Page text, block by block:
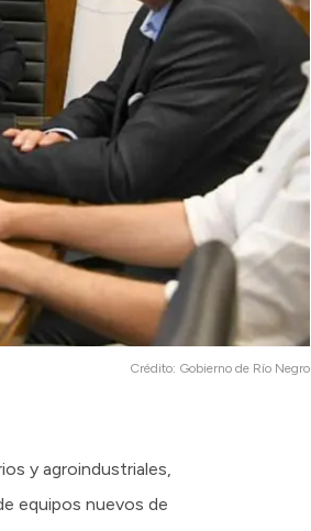
Crédito: Gobierno de Río Negro
y agroindustriales,
equipos nuevos de